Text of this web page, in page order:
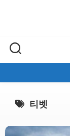
티벳